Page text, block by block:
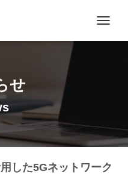
ビ
替
せ
した5Gネットワーク